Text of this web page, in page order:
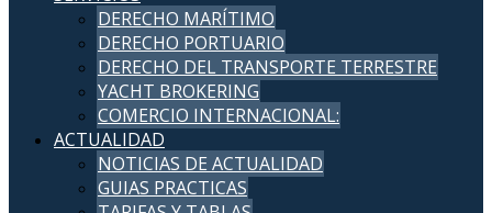
DERECHO MARÍTIMO
DERECHO PORTUARIO
DERECHO DEL TRANSPORTE TERRESTRE
YACHT BROKERING
COMERCIO INTERNACIONAL:
ACTUALIDAD
NOTICIAS DE ACTUALIDAD
GUIAS PRACTICAS